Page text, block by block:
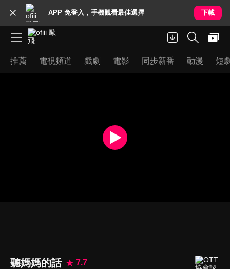
APP 免登入，手機觀看最佳選擇 下載
推薦 電視頻道 戲劇 電影 同步新番 動漫 短
聽媽媽的話
7.7